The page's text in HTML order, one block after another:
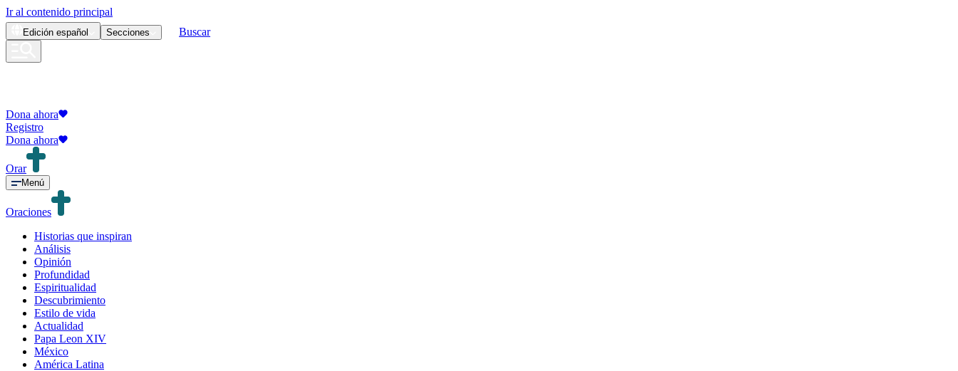
Ir al contenido principal
Edición español Secciones Buscar
Dona ahora
Registro
Dona ahora
Orar
Menú
Oraciones
Historias que inspiran
Análisis
Opinión
Profundidad
Espiritualidad
Descubrimiento
Estilo de vida
Actualidad
Papa Leon XIV
México
América Latina